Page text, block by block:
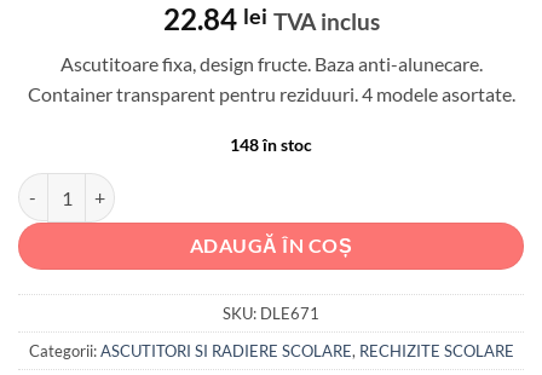
22.84 lei TVA inclus
Ascutitoare fixa, design fructe. Baza anti-alunecare.
Container transparent pentru reziduuri. 4 modele asortate.
148 în stoc
Cantitate ASCUTITOARE FIXA MODEL FRUCTE DELI
ADAUGĂ ÎN COȘ
SKU: DLE671
Categorii:ASCUTITORI SI RADIERE SCOLARE, RECHIZITE SCOLARE